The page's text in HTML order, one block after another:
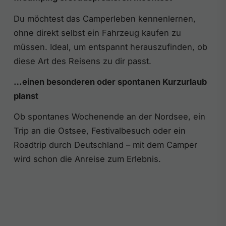
Du möchtest das Camperleben kennenlernen,
ohne direkt selbst ein Fahrzeug kaufen zu
müssen. Ideal, um entspannt herauszufinden, ob
diese Art des Reisens zu dir passt.
…einen besonderen oder spontanen Kurzurlaub
planst
Ob spontanes Wochenende an der Nordsee, ein
Trip an die Ostsee, Festivalbesuch oder ein
Roadtrip durch Deutschland – mit dem Camper
wird schon die Anreise zum Erlebnis.